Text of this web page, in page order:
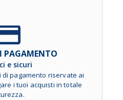
PAGAMENTO
e sicuri
di pagamento riservate ai
i tuoi acquisti in totale